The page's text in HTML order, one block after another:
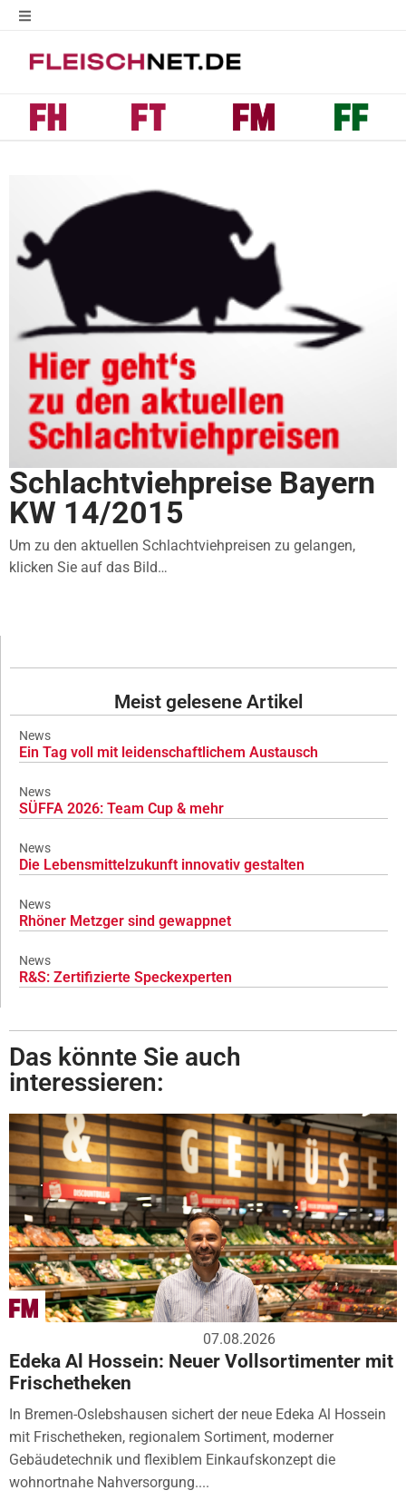
Schlachtviehpreise Bayern
KW 14/2015
Um zu den aktuellen Schlachtviehpreisen zu gelangen,
klicken Sie auf das Bild…
Meist gelesene Artikel
News
Ein Tag voll mit leidenschaftlichem Austausch
News
SÜFFA 2026: Team Cup & mehr
News
Die Lebensmittelzukunft innovativ gestalten
News
Rhöner Metzger sind gewappnet
News
R&S: Zertifizierte Speckexperten
Das könnte Sie auch
interessieren:
07.08.2026
Edeka Al Hossein: Neuer Vollsortimenter mit
Frischetheken
In Bremen-Oslebshausen sichert der neue Edeka Al Hossein
mit Frischetheken, regionalem Sortiment, moderner
Gebäudetechnik und flexiblem Einkaufskonzept die
wohnortnahe Nahversorgung....